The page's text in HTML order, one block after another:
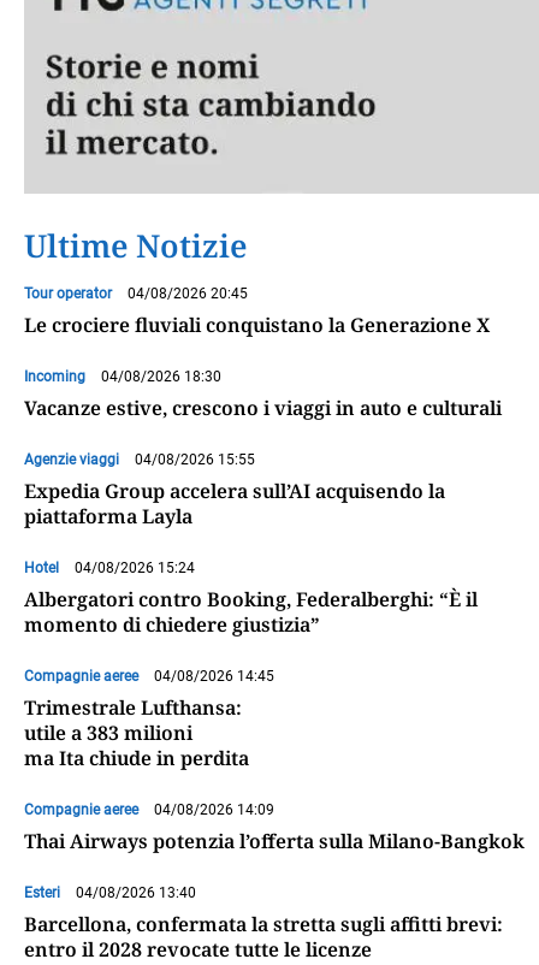
Ultime Notizie
Tour operator 04/08/2026 20:45
Le crociere fluviali conquistano la Generazione X
Incoming 04/08/2026 18:30
Vacanze estive, crescono i viaggi in auto e culturali
Agenzie viaggi 04/08/2026 15:55
Expedia Group accelera sull’AI acquisendo la
piattaforma Layla
Hotel 04/08/2026 15:24
Albergatori contro Booking, Federalberghi: “È il
momento di chiedere giustizia”
Compagnie aeree 04/08/2026 14:45
Trimestrale Lufthansa:
utile a 383 milioni
ma Ita chiude in perdita
Compagnie aeree 04/08/2026 14:09
Thai Airways potenzia l’offerta sulla Milano-Bangkok
Esteri 04/08/2026 13:40
Barcellona, confermata la stretta sugli affitti brevi:
entro il 2028 revocate tutte le licenze